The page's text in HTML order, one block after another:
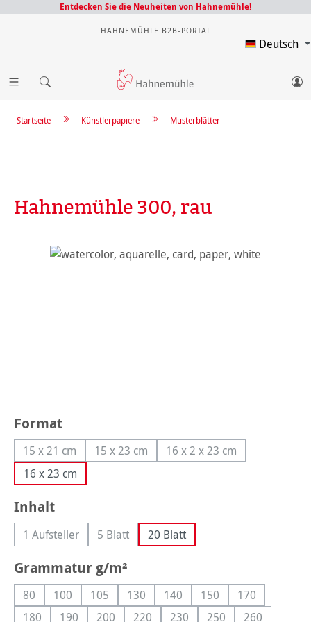
Entdecken Sie die Neuheiten von Hahnemühle!
HAHNEMÜHLE B2B-PORTAL
Deutsch
Musterblätter
Künstlerpapiere
Startseite
Hahnemühle 300, rau
Bildergalerie überspringen
Formatauswählen
15 x 21 cm(Diese Option ist zurzeit nicht verfügbar.)
15 x 23 cm(Diese Option ist zurzeit nicht verfügbar.)
16 x 2 x 23 cm(Diese Option ist zurzeit
16 x 23 cm
Inhaltauswählen
1 Aufsteller(Diese Option ist zurzeit nicht verfügbar.)
5 Blatt(Diese Option ist zurzeit nicht verfügbar.)
20 Blatt
Grammatur g/m²
80(Diese Option ist zurzeit nicht verfügbar.)
100(Diese Option ist zurzeit nicht verfügbar.)
105(Diese Option ist zurzeit nicht verfügbar.)
130(Diese Option ist zurzeit nicht
140(Diese Option ist zurzeit nicht
150(Diese Option ist
170(Diese Option
180 190 200 220 230 250 260